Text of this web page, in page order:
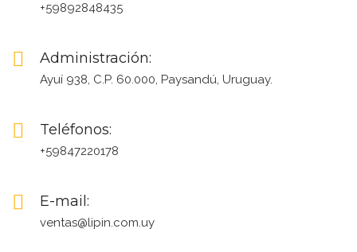
+59892848435
Administración:
Ayuí 938, C.P. 60.000, Paysandú, Uruguay.
Teléfonos:
+59847220178
E-mail:
ventas@lipin.com.uy